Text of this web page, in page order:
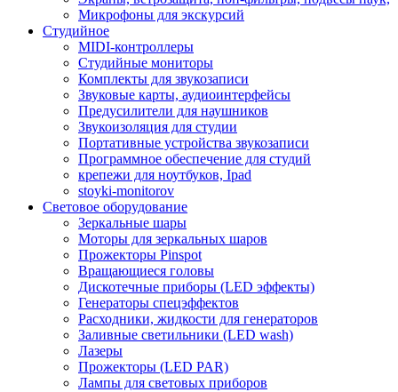
Микрофоны для экскурсий
Студийное
MIDI-контроллеры
Студийные мониторы
Комплекты для звукозаписи
Звуковые карты, аудиоинтерфейсы
Предусилители для наушников
Звукоизоляция для студии
Портативные устройства звукозаписи
Программное обеспечение для студий
крепежи для ноутбуков, Ipad
stoyki-monitorov
Световое оборудование
Зеркальные шары
Моторы для зеркальных шаров
Прожекторы Pinspot
Вращающиеся головы
Дискотечные приборы (LED эффекты)
Генераторы спецэффектов
Расходники, жидкости для генераторов
Заливные светильники (LED wash)
Лазеры
Прожекторы (LED PAR)
Лампы для световых приборов